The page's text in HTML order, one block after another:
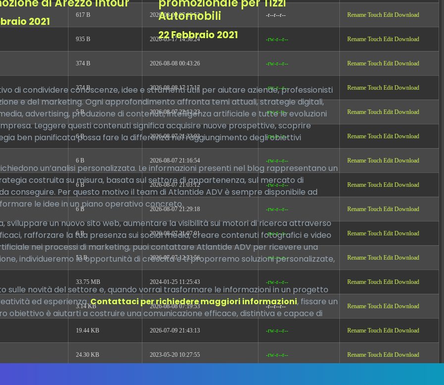
617 B 2026-08-08 07:19:53 -r--r--r-- Rename Touch Edit Download
935 B 2026-03-17 14:36:24 -rw-r--r-- Rename Touch Edit Download
374 B 2026-08-08 00:43:26 -rw-r--r-- Rename Touch Edit Download
374 B 2026-08-08 17:17:17 -rw-r--r-- Rename Touch Edit Download
5 B 2026-08-07 22:12:23 -rw-r--r-- Rename Touch Edit Download
6 B 2026-08-07 21:33:03 -rw-r--r-- Rename Touch Edit Download
6 B 2026-08-07 21:16:54 -rw-r--r-- Rename Touch Edit Download
6 B 2026-08-07 21:03:12 -rw-r--r-- Rename Touch Edit Download
6 B 2026-08-07 21:29:18 -rw-r--r-- Rename Touch Edit Download
6 B 2026-08-07 21:07:01 -rw-r--r-- Rename Touch Edit Download
53 B 2026-07-07 12:33:56 -rw-r--r-- Rename Touch Edit Download
33.75 MB 2024-01-25 11:25:43 -rw-r--r-- Rename Touch Edit Download
3.14 KB 2026-08-08 07:19:53 -r--r--r-- Rename Touch Edit Download
19.44 KB 2026-07-09 21:43:13 -rw-r--r-- Rename Touch Edit Download
24.30 KB 2023-05-20 10:27:55 -rw-r--r-- Rename Touch Edit Download
2021
Automobili
22 Febbraio 2021
di condividere conoscenze, idee e strumenti utili per aiutare aziende, professionisti
e del marketing. Ogni approfondimento affronta temi attuali, strategie digitali,
advertising, produzione di contenuti, intelligenza artificiale e tutte le evoluzioni
Leggere questi contenuti significa acquisire nuove prospettive, scoprire
ben pianificata possa fare la differenza nel raggiungimento degli obiettivi
un’analisi personalizzata. Le informazioni presenti nel blog rappresentano un
costruita su misura, basata sul settore di appartenenza, sul mercato di
conseguire. Per questo motivo il team di Atlantide ADV è sempre disponibile ad
le idee in un piano operativo concreto.
sviluppare un nuovo sito web, aumentare la visibilità sui motori di ricerca attraverso
rafforzare la tua presenza sui social media, creare contenuti fotografici e video
nei processi di marketing, puoi contattare Atlantide ADV per ricevere una
individueremo le opportunità di crescita e ti proporremo soluzioni personalizzate,
sulle novità del settore e, quando vorrai trasformare le informazioni in un progetto
ed esperienza.Contattaci per richiedere maggiori informazioni, fissare un
obiettivo è aiutarti a costruire una comunicazione efficace, distintiva e capace di